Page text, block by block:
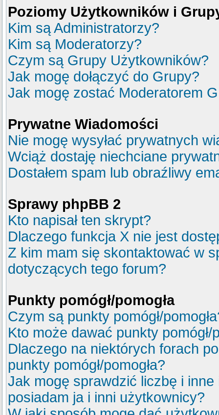
Poziomy Użytkowników i
Kim są Administratorzy?
Kim są Moderatorzy?
Czym są Grupy Użytkowników?
Jak mogę dołączyć do Grupy?
Jak mogę zostać Moderatorem
Prywatne Wiadomości
Nie mogę wysyłać prywatnych
Wciąż dostaję niechciane
Dostałem spam lub obraźliwy
Sprawy phpBB 2
Kto napisał ten skrypt?
Dlaczego funkcja X nie jest
Z kim mam się skontaktować w
dotyczących tego forum?
Punkty pomógł/pomogła
Czym są punkty pomógł/
Kto może dawać punkty pomógł/
Dlaczego na niektórych forach
punkty pomógł/pomogła?
Jak mogę sprawdzić liczbę i
posiadam ja i inni użytkownicy?